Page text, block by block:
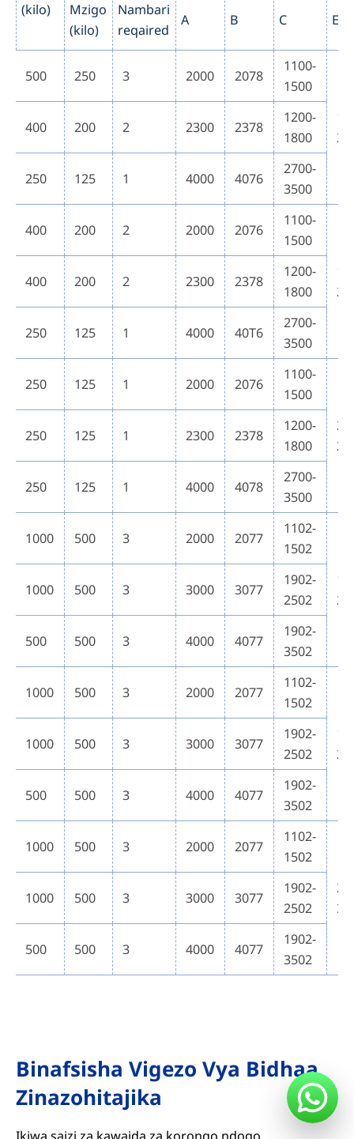
(kilo)
Mzigo
(kilo)
Nambari
reqaired
A B C E
500 250 3 2000 2078
1100-
1500
400 200 2 2300 2378
1200-
1800
250 125 1 4000 4076
2700-
3500
400 200 2 2000 2076
1100-
1500
400 200 2 2300 2378
1200-
1800
250 125 1 4000 40T6
2700-
3500
250 125 1 2000 2076
1100-
1500
250 125 1 2300 2378
1200-
1800
250 125 1 4000 4078
2700-
3500
1000 500 3 2000 2077
1102-
1502
1000 500 3 3000 3077
1902-
2502
500 500 3 4000 4077
1902-
3502
1000 500 3 2000 2077
1102-
1502
1000 500 3 3000 3077
1902-
2502
500 500 3 4000 4077
1902-
3502
1000 500 3 2000 2077
1102-
1502
1000 500 3 3000 3077
1902-
2502
500 500 3 4000 4077
1902-
3502
Binafsisha Vigezo Vya Bidhaa
Zinazohitajika
Ikiwa saizi za kawaida za korongo ndogo